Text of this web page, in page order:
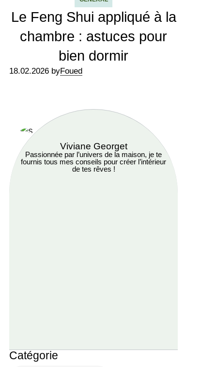
Le Feng Shui appliqué à la
chambre : astuces pour
bien dormir
18.02.2026 byFoued
Viviane Georget
Passionnée par l’univers de la maison, je te
fournis tous mes conseils pour créer l’intérieur
de tes rêves !
Catégorie